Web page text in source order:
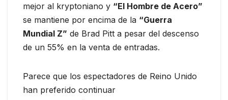
mejor al kryptoniano y “El Hombre de Acero”
se mantiene por encima de la “Guerra
Mundial Z” de Brad Pitt a pesar del descenso
de un 55% en la venta de entradas.
Parece que los espectadores de Reino Unido
han preferido continuar